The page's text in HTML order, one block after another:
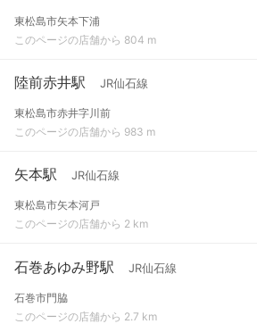
東松島市矢本下浦
このページの店舗から 804 m
陸前赤井駅 JR仙石線
東松島市赤井字川前
このページの店舗から 983 m
矢本駅 JR仙石線
東松島市矢本河戸
このページの店舗から 2 km
石巻あゆみ野駅 JR仙石線
石巻市門脇
このページの店舗から 2.7 km